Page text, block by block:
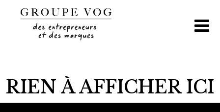
RIEN À AFFICHER ICI